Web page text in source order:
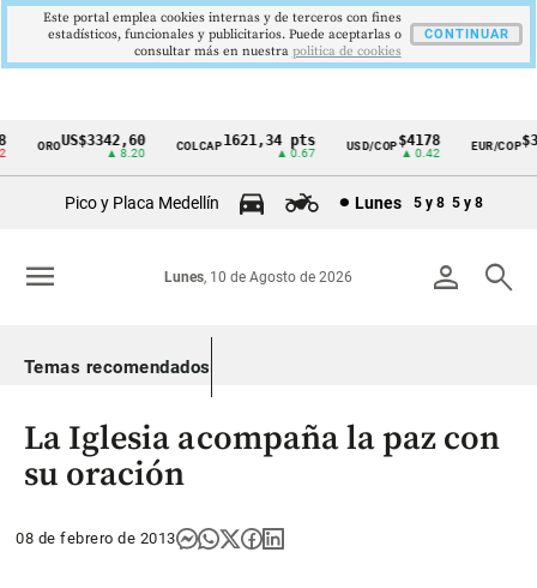
Cintillo
Colombia
OROUS$3342,60
▲ 8.20
COLCAP1621,34 pts
▲ 0.67
USD/COP$4178
▲ 0.42
EUR/COP
Pico y Placa Medellín Lunes 5 y 8 5 y 8
person search
Lunes, 10 de Agosto de 2026
menu
Temas recomendados
La Iglesia acompaña la paz con
su oración
08 de febrero de 2013
Este portal emplea cookies internas y de terceros con fines
estadísticos, funcionales y publicitarios. Puede aceptarlas o
consultar más en nuestra politica de cookies
CONTINUAR